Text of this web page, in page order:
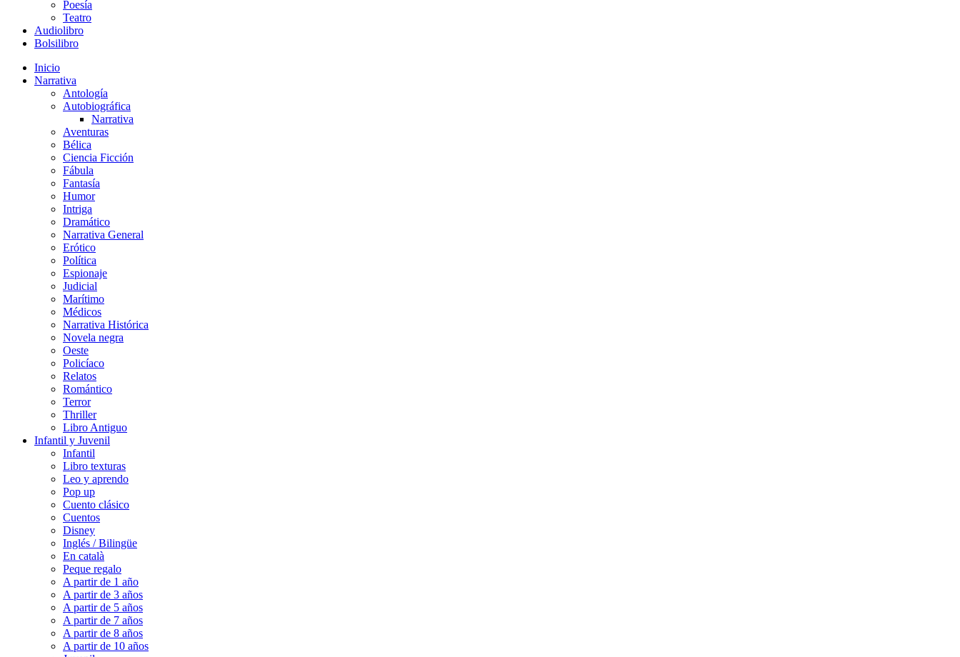
Poesía
Teatro
Audiolibro
Bolsilibro
Inicio
Narrativa
Antología
Autobiográfica
Narrativa
Aventuras
Bélica
Ciencia Ficción
Fábula
Fantasía
Humor
Intriga
Dramático
Narrativa General
Erótico
Política
Espionaje
Judicial
Marítimo
Médicos
Narrativa Histórica
Novela negra
Oeste
Policíaco
Relatos
Romántico
Terror
Thriller
Libro Antiguo
Infantil y Juvenil
Infantil
Libro texturas
Leo y aprendo
Pop up
Cuento clásico
Cuentos
Disney
Inglés / Bilingüe
En català
Peque regalo
A partir de 1 año
A partir de 3 años
A partir de 5 años
A partir de 7 años
A partir de 8 años
A partir de 10 años